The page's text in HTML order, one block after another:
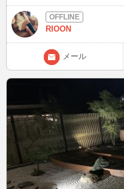
RIOON
メール